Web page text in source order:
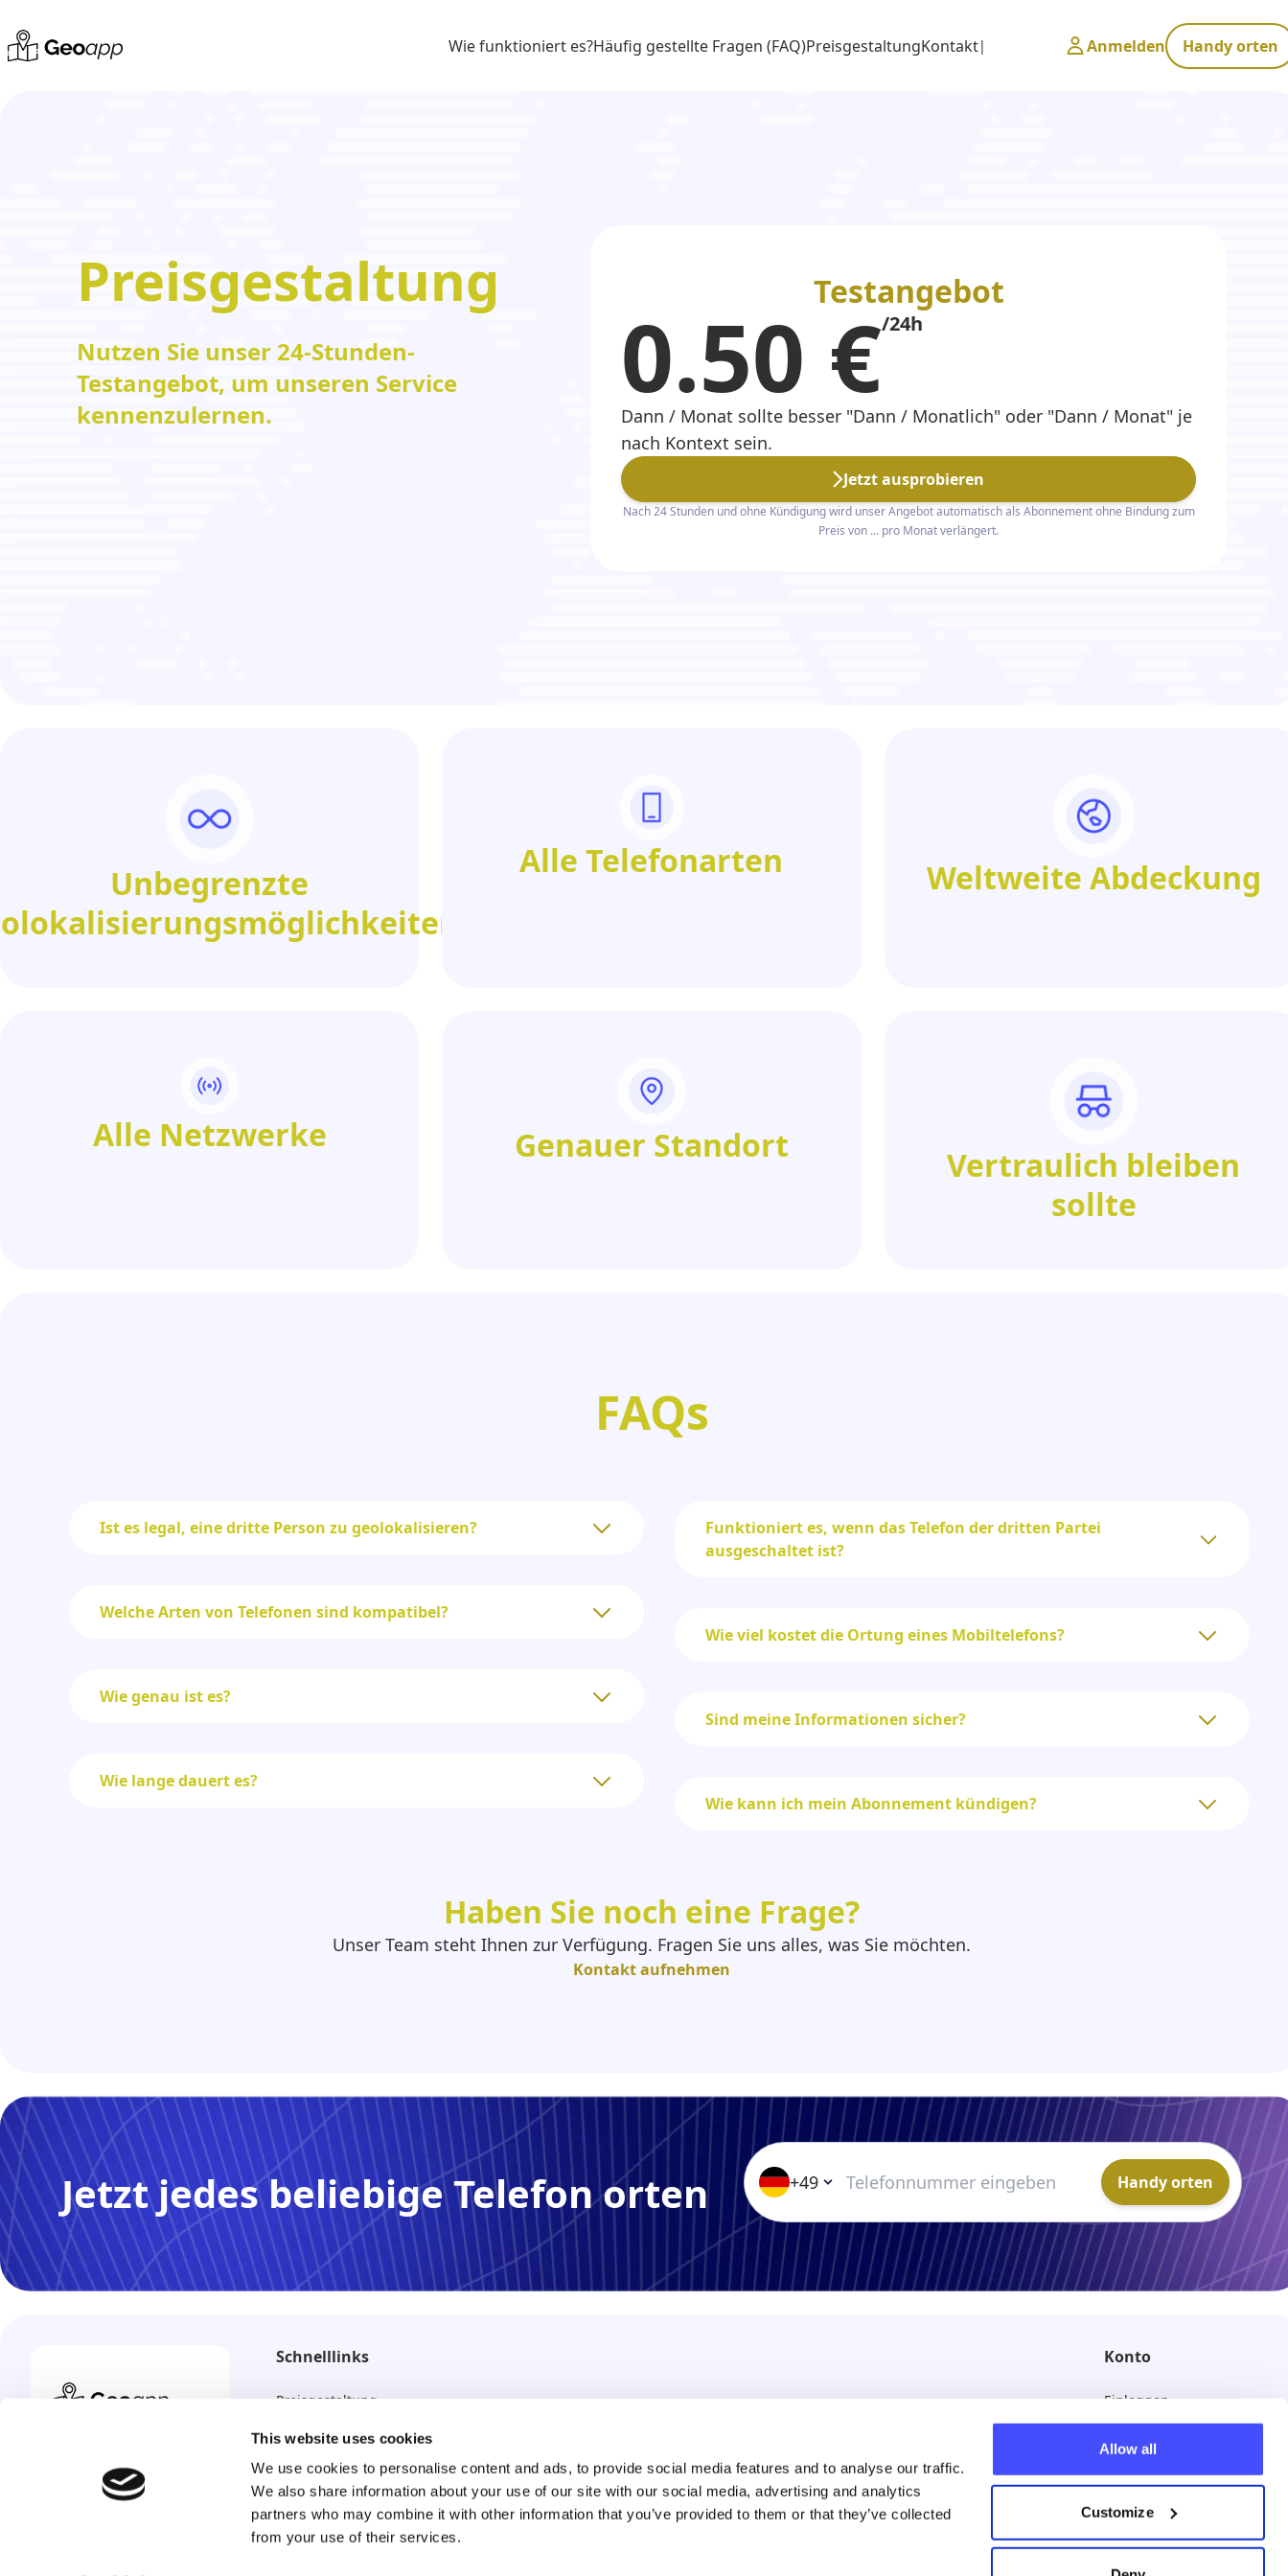
This website uses cookies
We use cookies to personalise content and ads, to provide social media features and to analyse our traffic.
We also share information about your use of our site with our social media, advertising and analytics
partners who may combine it with other information that you’ve provided to them or that they’ve collected
from your use of their services.
Allow all
Customize
Wie funktioniert es?Häufig gestellte Fragen (FAQ)PreisgestaltungKontakt Anmelden Handy orten
Preisgestaltung
Nutzen Sie unser 24-Stunden-
Testangebot, um unseren Service
kennenzulernen.
Testangebot
0.50 €/24h
Dann / Monat sollte besser "Dann / Monatlich" oder "Dann / Monat" je
nach Kontext sein.
Jetzt ausprobieren
Nach 24 Stunden und ohne Kündigung wird unser Angebot automatisch als Abonnement ohne Bindung zum
Preis von ... pro Monat verlängert.
Unbegrenzte
Alle Telefonarten Weltweite Abdeckung
Alle Netzwerke Genauer Standort
Vertraulich bleiben
sollte
FAQs
Ist es legal, eine dritte Person zu geolokalisieren?
Welche Arten von Telefonen sind kompatibel?
Wie genau ist es?
Wie lange dauert es?
Funktioniert es, wenn das Telefon der dritten Partei
ausgeschaltet ist?
Wie viel kostet die Ortung eines Mobiltelefons?
Sind meine Informationen sicher?
Wie kann ich mein Abonnement kündigen?
Haben Sie noch eine Frage?
Unser Team steht Ihnen zur Verfügung. Fragen Sie uns alles, was Sie möchten.
Kontakt aufnehmen
Jetzt jedes beliebige Telefon orten +49 Handy orten
Schnelllinks
Preisgestaltung
Wie funktioniert es?
Häufig gestellte Fragen (FAQ)
Kontakt
Konto
Einloggen